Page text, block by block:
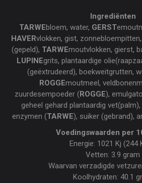
Ingrediënten
TARWEbloem, water, GERST
HAVERvlokken, gist,
(gepeld), TARWEmoutvlokken, gierst,
LUPINEgrits, plantaardige
(geëxtrudeerd), boekweitgrutten,
ROGGEmoutmeel,
zuurdesempoeder (ROGGE),
geheel gehard plantaardig vet(palm),
enzymen (TARWE), suiker (gebrand),
Voedingswaarden per
Energie: 1021 Kj (244
Vetten: 3.9 gram
Waarvan verzadigde
Koolhydraten: 40.1